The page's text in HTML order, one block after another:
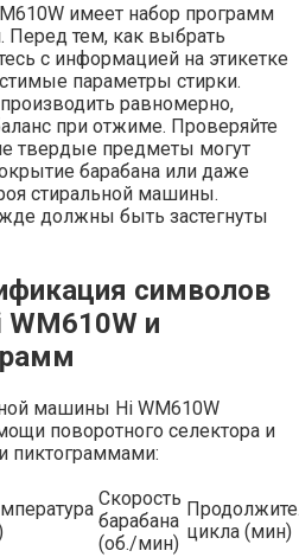
имеет набор программ
Перед тем, как выбрать
с информацией на этикетке
параметры стирки.
равномерно,
при отжиме. Проверяйте
твердые предметы могут
барабана или даже
стиральной машины.
должны быть застегнуты
символов
и
машины Hi WM610W
поворотного селектора и
пиктограммами:
Скорость
барабана
(об./мин)
цикла (мин)